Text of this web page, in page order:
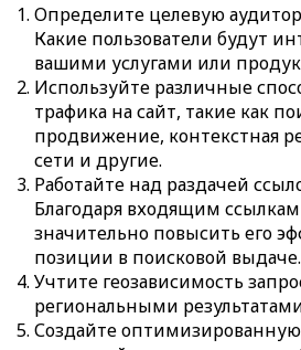
Определите целевую
Какие пользователи будут
вашими услугами или
Используйте различные
трафика на сайт, такие как
продвижение, контекстная
сети и другие.
Работайте над раздачей
Благодаря входящим
значительно повысить его
позиции в поисковой выдаче.
Учтите геозависимость
региональными
Создайте оптимизированную